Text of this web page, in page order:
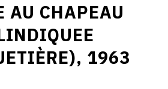
AU CHAPEAU
1963